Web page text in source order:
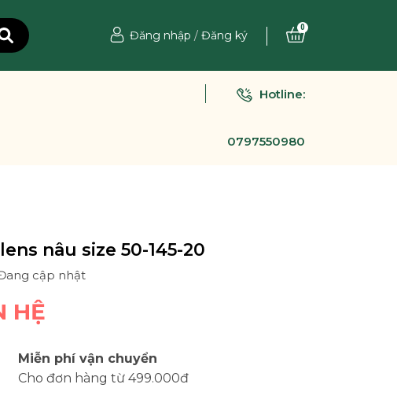
Đăng nhập / Đăng ký
0
Hotline:
0797550980
nâu size 50-145-20
cập nhật
HỆ
Miễn phí vận chuyển
Cho đơn hàng từ 499.000đ